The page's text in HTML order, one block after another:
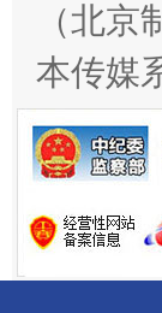
揭开
（北京
本传媒